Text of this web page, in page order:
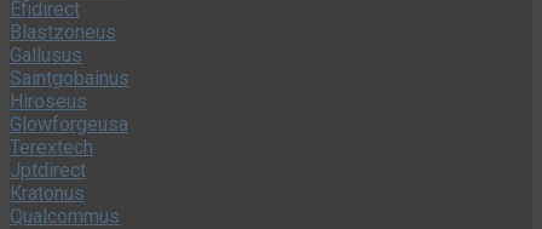
Efidirect
Blastzoneus
Gallusus
Saintgobainus
Hiroseus
Glowforgeusa
Terextech
Jptdirect
Kratonus
Qualcommus